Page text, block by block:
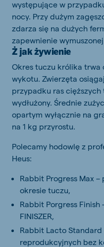
występujące w
nocy. Przy dużym
zdarza się na dużych
zapewnienie
Ż jak żywienie
Okres tuczu królika trwa
wykotu. Zwierzęta
przypadku ras
wydłużony. Średnie
opartym wyłącznie na
na 1 kg przyrostu.
Polecamy hodowlę z
Heus:
Rabbit Progress Max
okresie tuczu,
Rabbit Porgress
FINISZER,
Rabbit Lacto
reprodukcyjnych bez